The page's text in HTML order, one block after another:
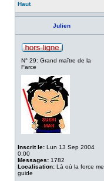
Haut
Julien
N° 29: Grand maître de la
Farce
Inscrit le: Lun 13 Sep 2004
0:00
Messages: 1782
Localisation: Là où la force me
guide